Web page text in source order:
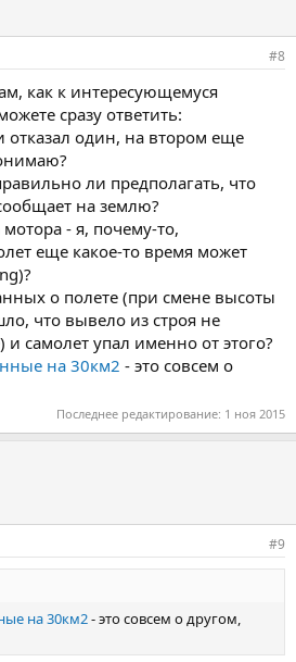
#8
как к интересующемуся
сразу ответить:
отказал один, на втором еще
ли предполагать, что
на землю?
- я, почему-то,
еще какое-то время может
о полете (при смене высоты
что вывело из строя не
самолет упал именно от этого?
на 30км2 - это совсем о
Последнее редактирование: 1 ноя 2015
#9
на 30км2- это совсем о другом,